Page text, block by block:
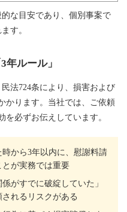
な目安であり、個別事案で
す。
ルール」
法724条により、損害および
かります。当社では、ご依頼
必ずお伝えしています。
から3年以内に、慰謝料請
が実務では重要
がすでに破綻していた」
れるリスクがある